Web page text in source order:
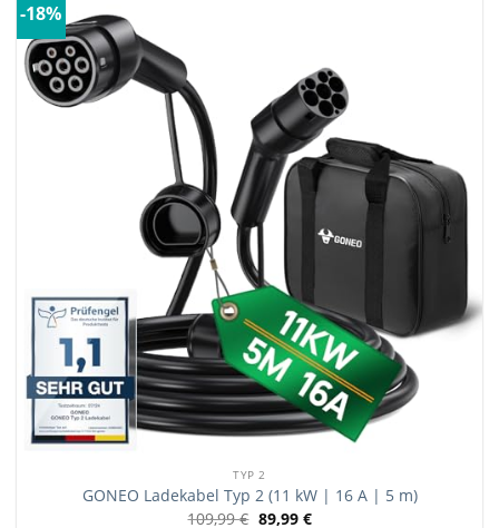
-18%
TYP 2
GONEO Ladekabel Typ 2 (11 kW | 16 A | 5 m)
109,99€ 89,99 €